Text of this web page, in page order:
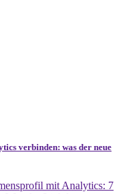
verbinden: was der neue
mit Analytics: 7